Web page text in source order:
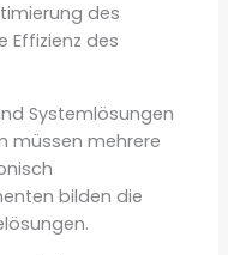
des
Effizienz des
Systemlösungen
müssen mehrere
bilden die